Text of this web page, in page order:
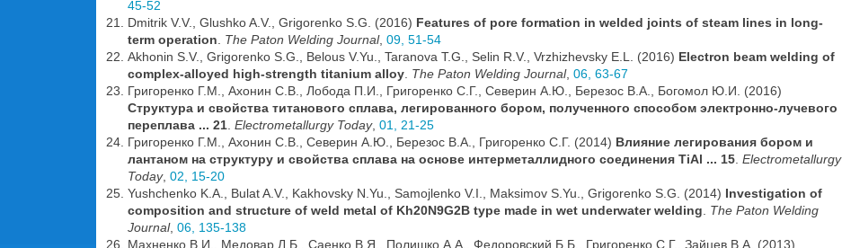
45-52
Dmitrik V.V., Glushko A.V., Grigorenko S.G. (2016) Features of pore formation in welded joints of steam lines in long-
term operation
The Paton Welding Journal, 09, 51-54
Akhonin S.V., Grigorenko S.G., Belous V.Yu., Taranova T.G., Selin R.V., Vrzhizhevsky E.L. (2016) Electron beam welding of
complex-alloyed high-strength titanium alloy The Paton Welding Journal, 06, 63-67
Григоренко Г.М., Ахонин С.В., Лобода П.И., Григоренко С.Г., Северин А.Ю., Березос В.А., Богомол Ю.И. (2016)
Структура и свойства титанового сплава, легированного бором, полученного способом электронно-лучевого
переплава ... 21 Electrometallurgy Today, 01, 21-25
Григоренко Г.М., Ахонин С.В., Северин А.Ю., Березос В.А., Григоренко С.Г. (2014) Влияние легирования бором и
лантаном на структуру и свойства сплава на основе интерметаллидного соединения TiAl ... 15 Electrometallurgy
Today, 02, 15-20
Yushchenko K.A., Bulat A.V., Kakhovsky N.Yu., Samojlenko V.I., Maksimov S.Yu., Grigorenko S.G. (2014) Investigation of
composition and structure of weld metal of Kh20N9G2B type made in wet underwater welding
The Paton Welding
Journal, 06, 135-138
Махненко В.И., Медовар Л.Б., Саенко В.Я., Полишко А.А., Федоровский Б.Б., Григоренко С.Г., Зайцев В.А. (2013)